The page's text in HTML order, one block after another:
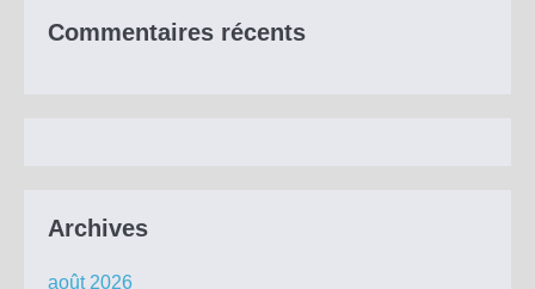
Commentaires récents
Archives
août 2026